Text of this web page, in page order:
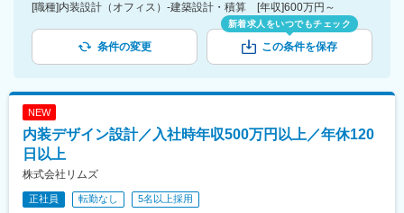
[職種]内装設計（オフィス）-建築設計・積算 [年収]600万円～
条件の変更
新着求人をいつでもチェック
この条件を保存
NEW
内装デザイン設計／入社時年収500万円以上／年休120
日以上
株式会社リムズ
正社員 転勤なし 5名以上採用